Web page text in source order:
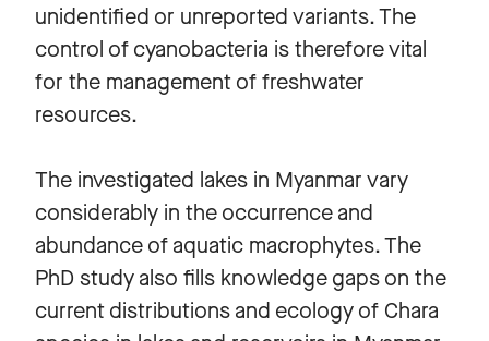
unidentified or unreported variants. The
control of cyanobacteria is therefore vital
for the management of freshwater
resources.
The investigated lakes in Myanmar vary
considerably in the occurrence and
abundance of aquatic macrophytes. The
PhD study also fills knowledge gaps on the
current distributions and ecology of Chara